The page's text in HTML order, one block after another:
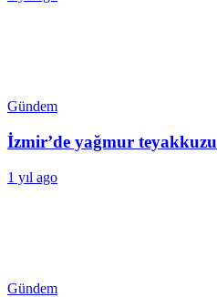
Gündem
İzmir’de yağmur teyakkuzu
1 yıl ago
Gündem